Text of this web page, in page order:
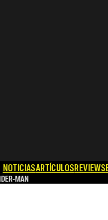
NOTICIASARTÍCULOSREVIEWS
MAN